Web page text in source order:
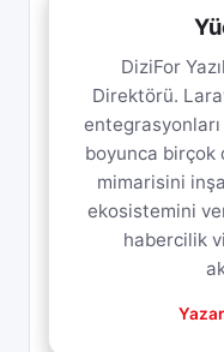
DiziFor
Direktörü.
boyunca
mimarisini
ekosistemini
habercilik